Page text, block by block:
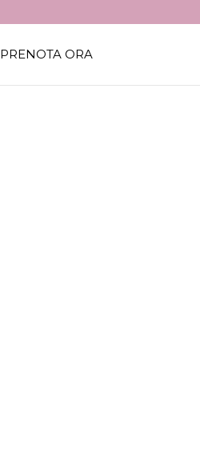
PRENOTA ORA